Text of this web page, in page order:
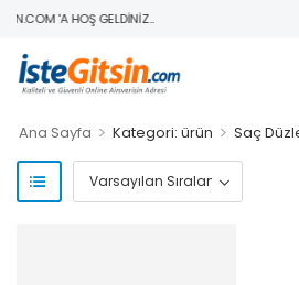
'A HOŞ GELDINIZ..
Ana Sayfa > Kategori: ürün > Saç